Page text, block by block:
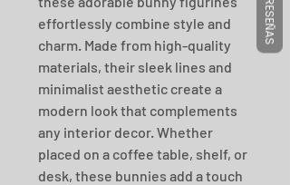
effortlessly combine style and
charm. Made from high-quality
materials, their sleek lines and
minimalist aesthetic create a
modern look that complements
any interior decor. Whether
placed on a coffee table, shelf, or
desk, these bunnies add a touch
RESEÑAS